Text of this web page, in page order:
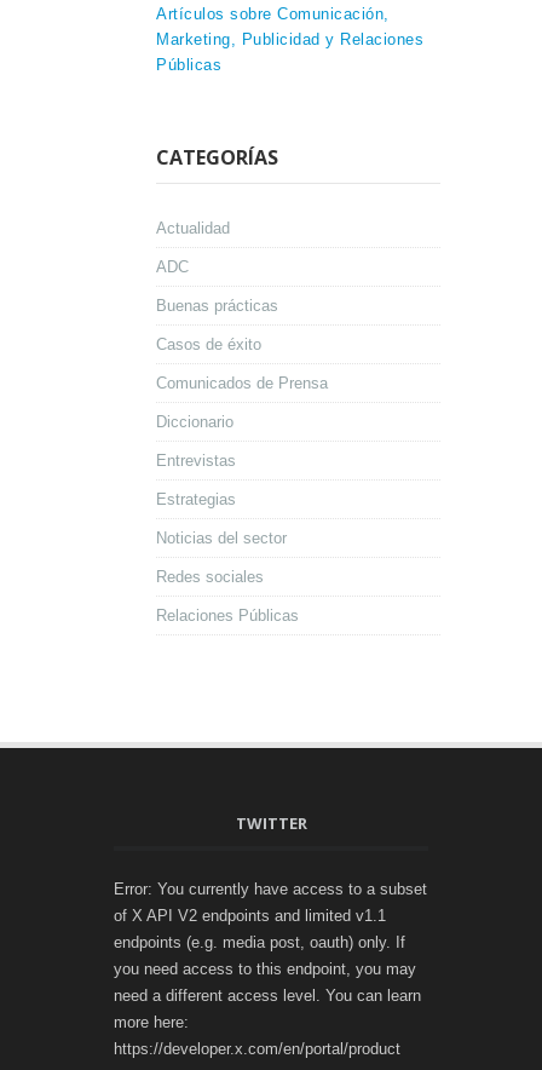
Artículos sobre Comunicación,
Marketing, Publicidad y Relaciones
Públicas
CATEGORÍAS
Actualidad
ADC
Buenas prácticas
Casos de éxito
Comunicados de Prensa
Diccionario
Entrevistas
Estrategias
Noticias del sector
Redes sociales
Relaciones Públicas
TWITTER
Error: You currently have access to a subset
of X API V2 endpoints and limited v1.1
endpoints (e.g. media post, oauth) only. If
you need access to this endpoint, you may
need a different access level. You can learn
more here:
https://developer.x.com/en/portal/product